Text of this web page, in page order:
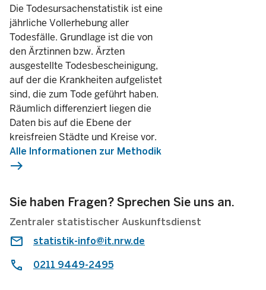
Die Todesursachenstatistik ist eine
jährliche Vollerhebung aller
Todesfälle. Grundlage ist die von
den Ärztinnen bzw. Ärzten
ausgestellte Todesbescheinigung,
auf der die Krankheiten aufgelistet
sind, die zum Tode geführt haben.
Räumlich differenziert liegen die
Daten bis auf die Ebene der
kreisfreien Städte und Kreise vor.
Alle Informationen zur Methodik
east
Sie haben Fragen? Sprechen Sie uns an.
Zentraler statistischer Auskunftsdienst
statistik-info@it.nrw.de
0211 9449-2495